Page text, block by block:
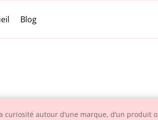
Blog
autour d’une marque, d’un produit